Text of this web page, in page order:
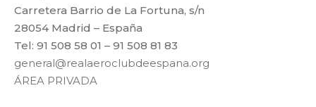
Carretera Barrio de La Fortuna, s/n
28054 Madrid – España
Tel: 91 508 58 01 – 91 508 81 83
general@realaeroclubdeespana.org
ÁREA PRIVADA